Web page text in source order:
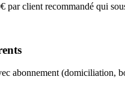
par client recommandé qui
abonnement (domiciliation,